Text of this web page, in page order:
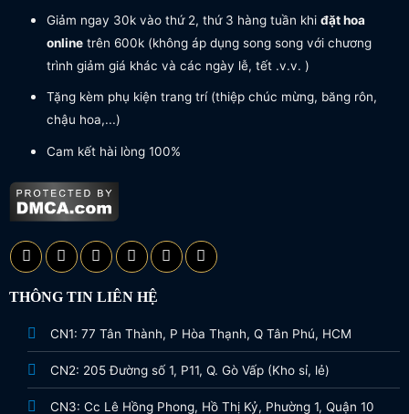
Giảm ngay 30k vào thứ 2, thứ 3 hàng tuần khi đặt hoa
onlinetrên 600k (không áp dụng song song với chương
trình giảm giá khác và các ngày lễ, tết .v.v. )
Tặng kèm phụ kiện trang trí (thiệp chúc mừng, băng rôn,
chậu hoa,...)
Cam kết hài lòng 100%
THÔNG TIN LIÊN HỆ
CN1: 77 Tân Thành, P Hòa Thạnh, Q Tân Phú, HCM
CN2: 205 Đường số 1, P11, Q. Gò Vấp (Kho sỉ, lẻ)
CN3: Cc Lê Hồng Phong, Hồ Thị Kỷ, Phường 1, Quận 10